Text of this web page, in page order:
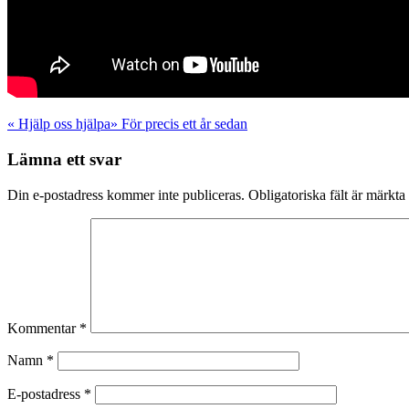
« Hjälp oss hjälpa» För precis ett år sedan
Lämna ett svar
Din e-postadress kommer inte publiceras. Obligatoriska fält är märkta
Kommentar *
Namn *
E-postadress *